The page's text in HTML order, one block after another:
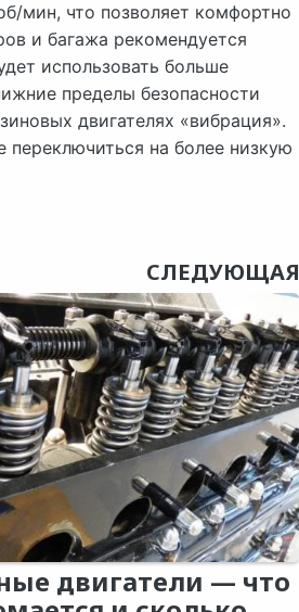
мин, что позволяет комфортно
и багажа рекомендуется
использовать больше
пределы безопасности
двигателях «вибрация».
на более низкую
СЛЕДУЮЩАЯ
двигатели — что